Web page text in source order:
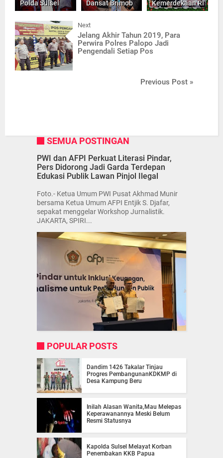
Polda Sulsel Dansat Brimob Kemerdekaan RI
Next
Jelang Akhir Tahun 2019, Para
Perwira Polres Palopo Jadi
Pengendali Setiap Pos
Previous Post »
SEMUA POSTINGAN
PWI dan AFPI Perkuat Literasi Pindar,
Pers Didorong Jadi Garda Terdepan
Edukasi Publik Lawan Pinjol Ilegal
Foto.- Ketua Umum PWI Pusat Akhmad Munir
bersama Ketua Umum AFPI Entjik S. Djafar,
sepakat menggelar Workshop Jurnalistik.
JAKARTA, SPIRI...
POPULAR POSTS
Dandim 1426 Takalar Tinjau
Progres PembangunanKDKMP di
Desa Kampung Beru
Inilah Alasan Wanita,Mau Melepas
Keperawanannya Meski Belum
Resmi Statusnya
Kapolda Sulsel Melayat Korban
Penembakan KKB Papua